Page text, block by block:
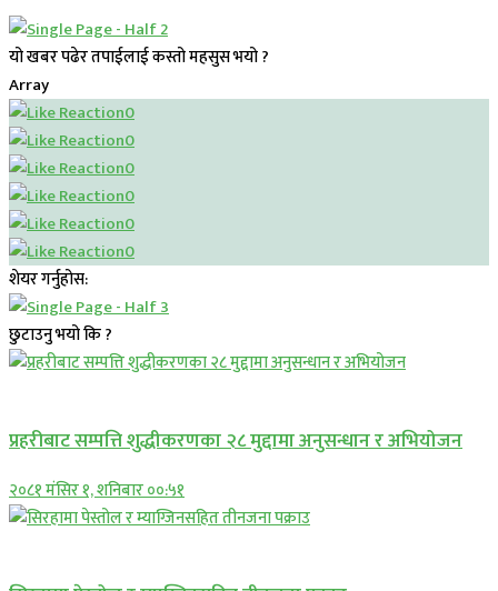
यो खबर पढेर तपाईलाई कस्तो महसुस भयो ?
Array
0
0
0
0
0
0
शेयर गर्नुहोस:
छुटाउनु भयो कि ?
प्रहरीबाट सम्पत्ति शुद्धीकरणका २८ मुद्दामा अनुसन्धान र अभियोजन
२०८१ मंसिर १, शनिबार ००:५१